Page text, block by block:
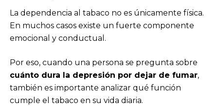
La dependencia al tabaco no es únicamente física.
En muchos casos existe un fuerte componente
emocional y conductual.
Por eso, cuando una persona se pregunta sobre
cuánto dura la depresión por dejar de fumar,
también es importante analizar qué función
cumple el tabaco en su vida diaria.